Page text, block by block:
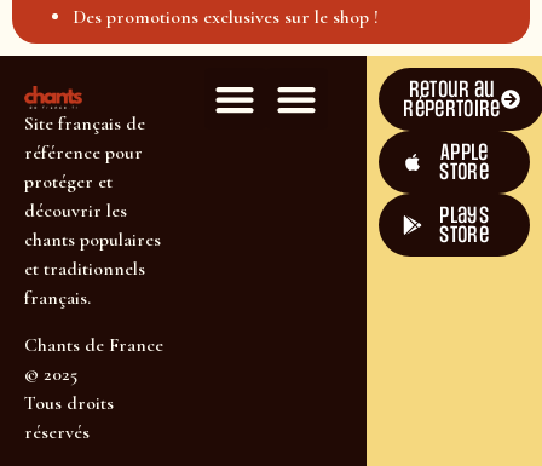
Des promotions exclusives sur le shop !
Site français de
référence pour
protéger et
découvrir les
chants populaires
et traditionnels
français.
Chants de France
© 2025
Tous droits
réservés
Retour au
répertoire
Apple
Store
plays
store